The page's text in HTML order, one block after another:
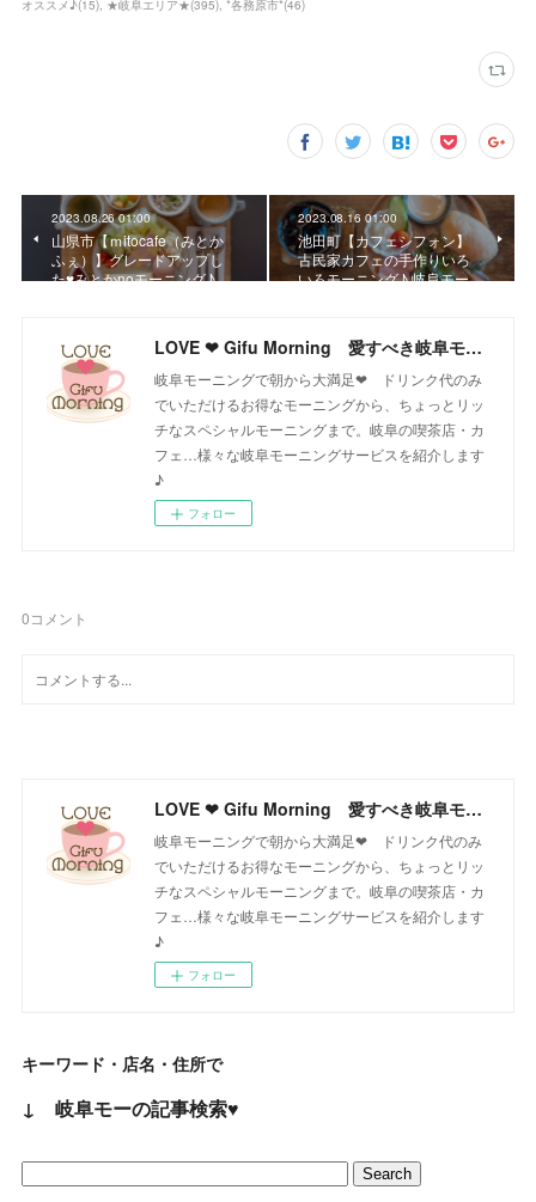
オススメ♪(15) ★岐阜エリア★(395) *各務原市*(46)
2023.08.26 01:00
山県市【ｍitocafe（みとか
ふぇ）】グレードアップし
た♥みとかnoモーニング♪ …
2023.08.16 01:00
池田町【カフェシフォン】
古民家カフェの手作りいろ
いろモーニング♪ 岐阜モー…
LOVE ❤ Gifu Morning 愛すべき岐阜モーニング♪
岐阜モーニングで朝から大満足❤ ドリンク代のみ
でいただけるお得なモーニングから、ちょっとリッ
チなスペシャルモーニングまで。岐阜の喫茶店・カ
フェ…様々な岐阜モーニングサービスを紹介します
♪
フォロー
0コメント
LOVE ❤ Gifu Morning 愛すべき岐阜モーニング♪
岐阜モーニングで朝から大満足❤ ドリンク代のみ
でいただけるお得なモーニングから、ちょっとリッ
チなスペシャルモーニングまで。岐阜の喫茶店・カ
フェ…様々な岐阜モーニングサービスを紹介します
♪
フォロー
キーワード・店名・住所で
↓ 岐阜モーの記事検索♥